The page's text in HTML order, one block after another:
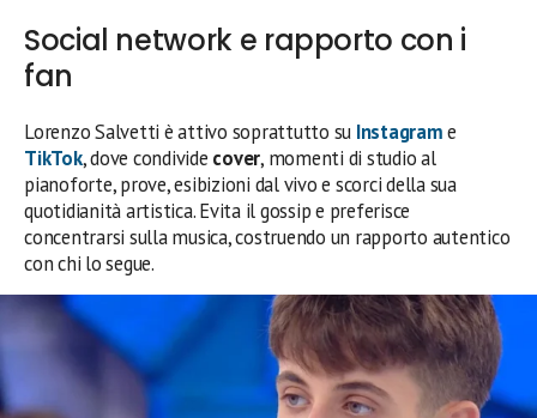
Social network e rapporto con i
fan
Lorenzo Salvetti è attivo soprattutto su Instagrame
TikTok, dove condivide cover, momenti di studio al
pianoforte, prove, esibizioni dal vivo e scorci della sua
quotidianità artistica. Evita il gossip e preferisce
concentrarsi sulla musica, costruendo un rapporto autentico
con chi lo segue.